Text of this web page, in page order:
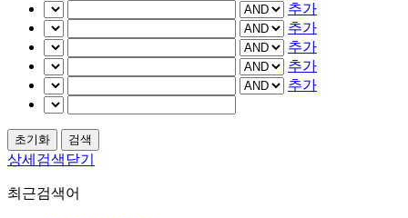
추가
추가
추가
추가
추가
상세검색닫기
최근검색어